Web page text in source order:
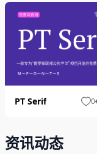
PT Serif 0
资讯动态